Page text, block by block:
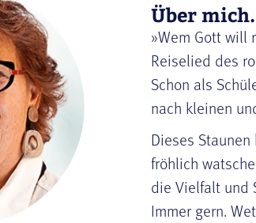
Über
»Wem Gott will
Reiselied des
Schon als
nach kleinen
Dieses
fröhlich
die Vielfalt und
Immer gern.